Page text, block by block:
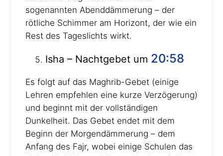
sogenannten Abenddämmerung – der
rötliche Schimmer am Horizont, der wie ein
Rest des Tageslichts wirkt.
Isha – Nachtgebet um 20:58
Es folgt auf das Maghrib-Gebet (einige
Lehren empfehlen eine kurze Verzögerung)
und beginnt mit der vollständigen
Dunkelheit. Das Gebet endet mit dem
Beginn der Morgendämmerung – dem
Anfang des Fajr, wobei einige Schulen das